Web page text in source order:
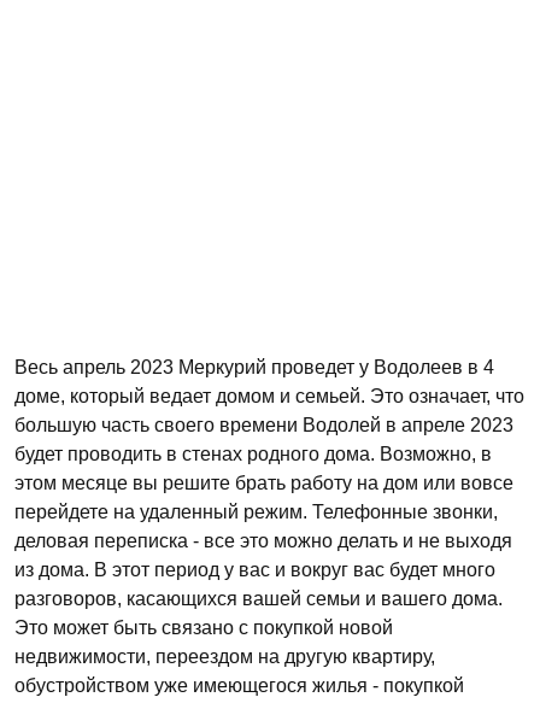
Весь апрель 2023 Меркурий проведет у Водолеев в 4
доме, который ведает домом и семьей. Это означает, что
большую часть своего времени Водолей в апреле 2023
будет проводить в стенах родного дома. Возможно, в
этом месяце вы решите брать работу на дом или вовсе
перейдете на удаленный режим. Телефонные звонки,
деловая переписка - все это можно делать и не выходя
из дома. В этот период у вас и вокруг вас будет много
разговоров, касающихся вашей семьи и вашего дома.
Это может быть связано с покупкой новой
недвижимости, переездом на другую квартиру,
обустройством уже имеющегося жилья - покупкой